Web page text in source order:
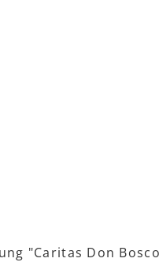
"Caritas Don